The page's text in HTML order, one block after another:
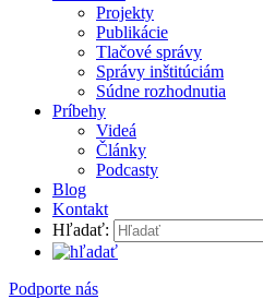
Projekty
Publikácie
Tlačové správy
Správy inštitúciám
Súdne rozhodnutia
Príbehy
Videá
Články
Podcasty
Blog
Kontakt
Hľadať:
Podporte nás